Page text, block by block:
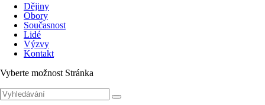
Dějiny
Obory
Současnost
Lidé
Výzvy
Kontakt
Vyberte možnost Stránka